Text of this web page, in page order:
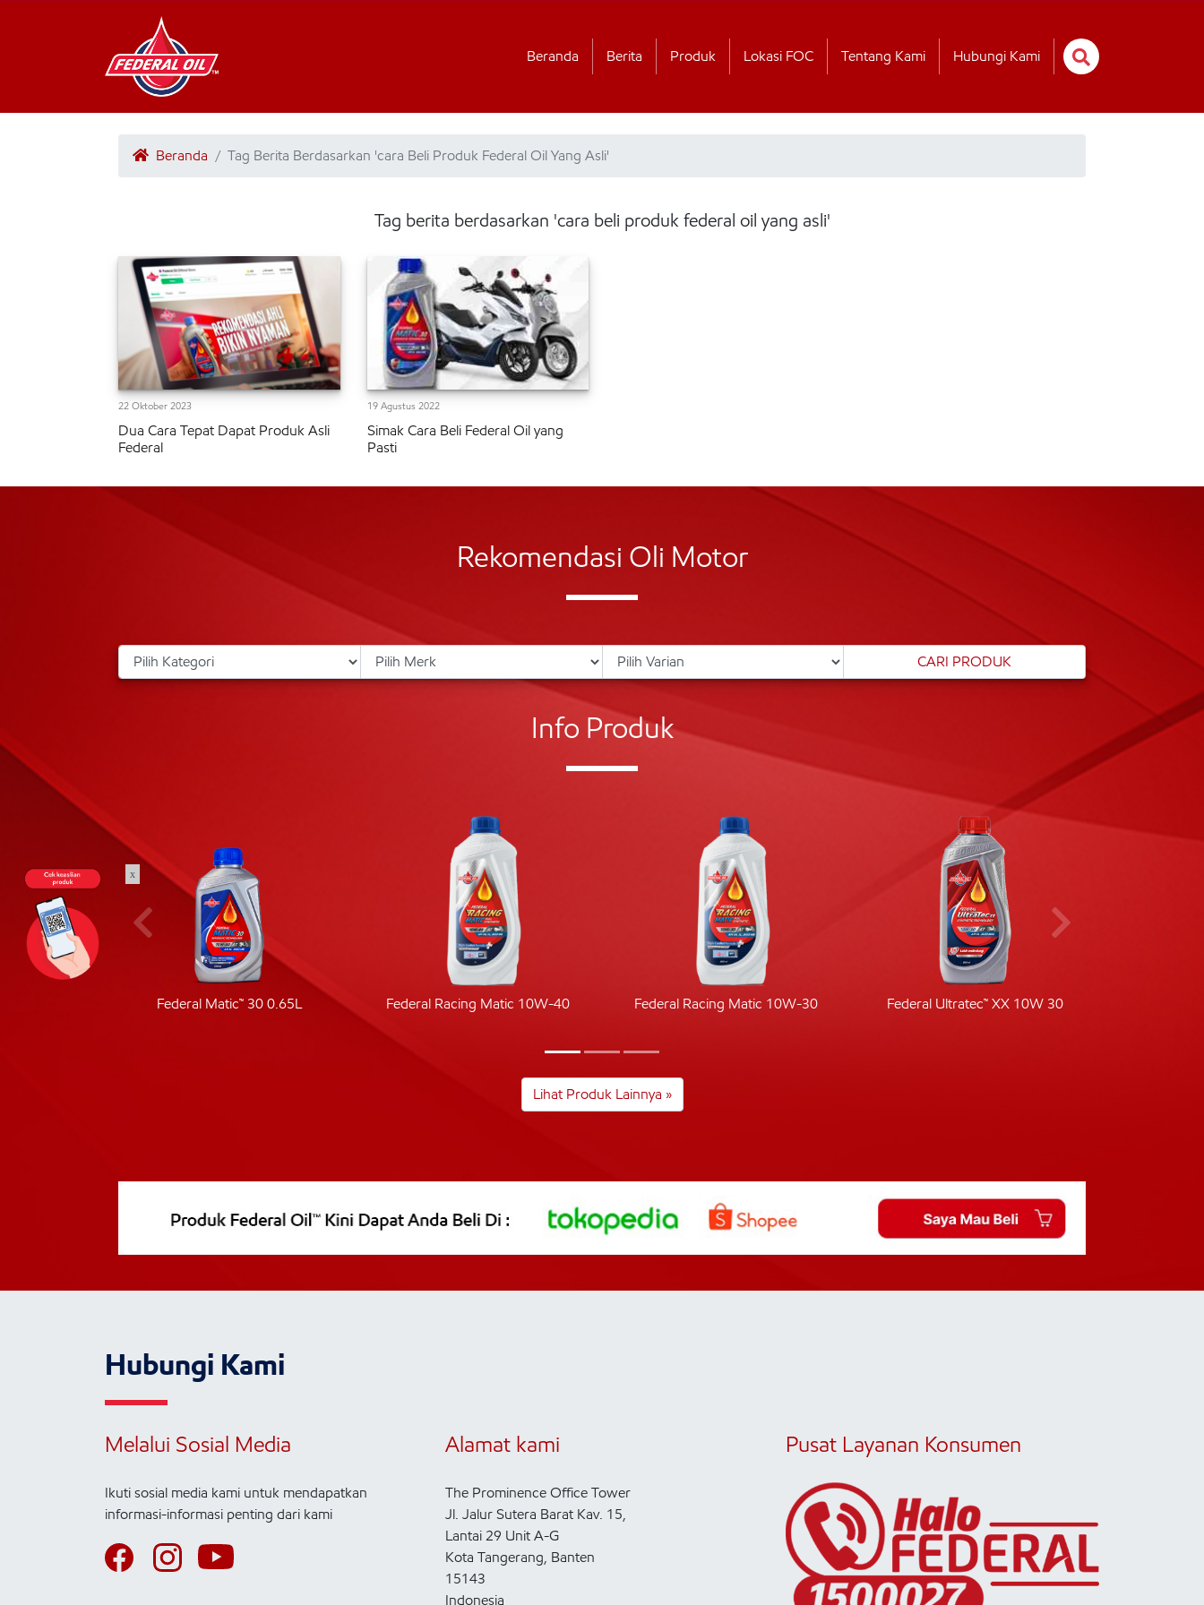
Beranda Berita Produk Lokasi FOC Tentang Kami Hubungi Kami
Beranda Tag Berita Berdasarkan 'cara Beli Produk Federal Oil Yang Asli'
Tag berita berdasarkan 'cara beli produk federal oil yang asli'
22 Oktober 2023
Dua Cara Tepat Dapat Produk Asli
Federal
19 Agustus 2022
Simak Cara Beli Federal Oil yang
Pasti
Rekomendasi Oli Motor
Info Produk
Federal Matic™ 30 0.65L Federal Racing Matic 10W-40 Federal Racing Matic 10W-30 Federal Ultratec™ XX 10W 30
Lihat Produk Lainnya »
Hubungi Kami
Melalui Sosial Media
Ikuti sosial media kami untuk mendapatkan
informasi-informasi penting dari kami
Alamat kami
The Prominence Office Tower
Jl. Jalur Sutera Barat Kav. 15,
Lantai 29 Unit A-G
Kota Tangerang, Banten
15143
Indonesia
Pusat Layanan Konsumen
x